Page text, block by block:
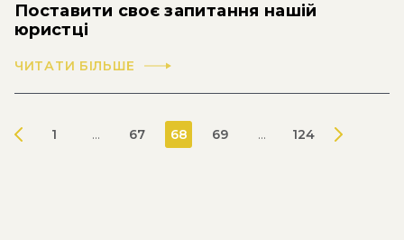
Поставити своє запитання нашій
юристці
ЧИТАТИ БІЛЬШЕ
1 ... 67 68 69 ... 124